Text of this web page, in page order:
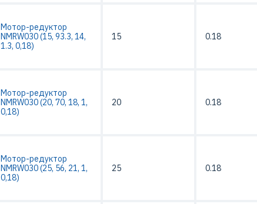
Мотор-редуктор
NMRW030 (15, 93.3, 14,
1.3, 0,18)
15 0.18
Мотор-редуктор
NMRW030 (20, 70, 18, 1,
0,18)
20 0.18
Мотор-редуктор
NMRW030 (25, 56, 21, 1,
0,18)
25 0.18